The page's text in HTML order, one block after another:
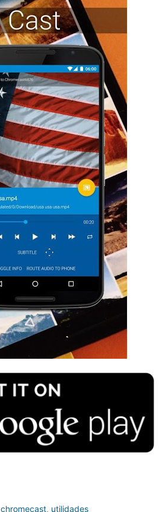
chromecast, utilidades